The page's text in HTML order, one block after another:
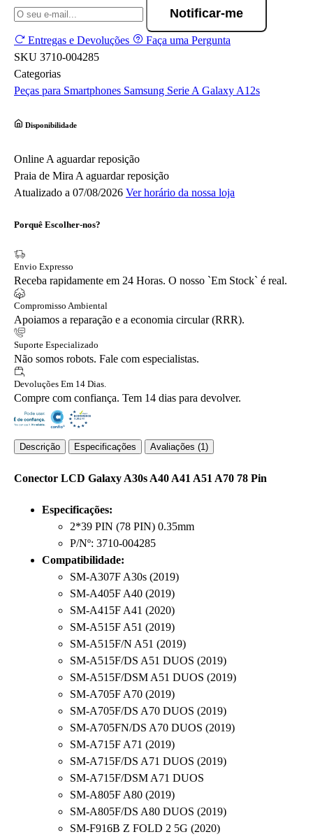
Notificar-me
Entregas e Devoluções
Faça uma Pergunta
SKU 3710-004285
Categorias
Peças para Smartphones Samsung Serie A Galaxy A12s
Disponibilidade
Online A aguardar reposição
Praia de Mira A aguardar reposição
Atualizado a 07/08/2026 Ver horário da nossa loja
Porquê Escolher-nos?
Envio Expresso
Receba rapidamente em 24 Horas. O nosso `Em Stock` é real.
Compromisso Ambiental
Apoiamos a reparação e a economia circular (RRR).
Suporte Especializado
Não somos robots. Fale com especialistas.
Devoluções Em 14 Dias.
Compre com confiança. Tem 14 dias para devolver.
Descrição Especificações Avaliações (1)
Conector LCD Galaxy A30s A40 A41 A51 A70 78 Pin
Especificações:
2*39 PIN (78 PIN) 0.35mm
P/Nº: 3710-004285
Compatibilidade:
SM-A307F A30s (2019)
SM-A405F A40 (2019)
SM-A415F A41 (2020)
SM-A515F A51 (2019)
SM-A515F/N A51 (2019)
SM-A515F/DS A51 DUOS (2019)
SM-A515F/DSM A51 DUOS (2019)
SM-A705F A70 (2019)
SM-A705F/DS A70 DUOS (2019)
SM-A705FN/DS A70 DUOS (2019)
SM-A715F A71 (2019)
SM-A715F/DS A71 DUOS (2019)
SM-A715F/DSM A71 DUOS
SM-A805F A80 (2019)
SM-A805F/DS A80 DUOS (2019)
SM-F916B Z FOLD 2 5G (2020)